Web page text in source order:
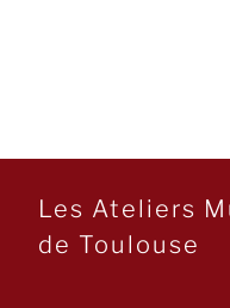
Les Ateliers
de Toulouse